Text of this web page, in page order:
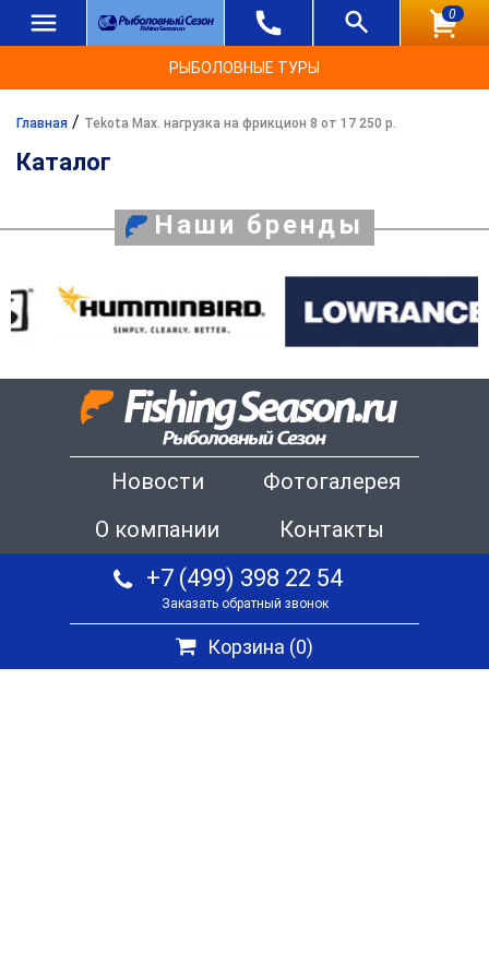
0
РЫБОЛОВНЫЕ ТУРЫ
Главная / Tekota Max. нагрузка на фрикцион 8 от 17 250 р.
Каталог
Наши бренды
Новости
Фотогалерея
О компании
Контакты
+7 (499) 398 22 54
Заказать обратный звонок
Корзина (0)